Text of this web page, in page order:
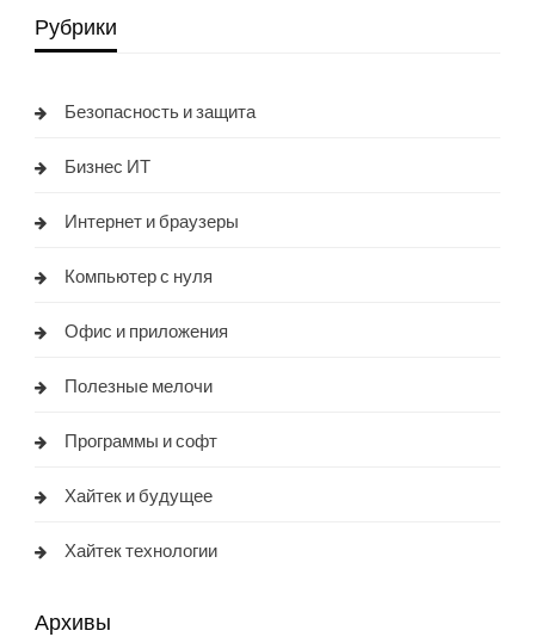
Рубрики
Безопасность и защита
Бизнес ИТ
Интернет и браузеры
Компьютер с нуля
Офис и приложения
Полезные мелочи
Программы и софт
Хайтек и будущее
Хайтек технологии
Архивы